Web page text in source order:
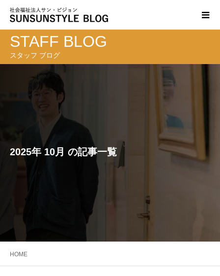
STAFF BLOG
スタッフ ブログ
2025年 10月 の記事一覧
HOME